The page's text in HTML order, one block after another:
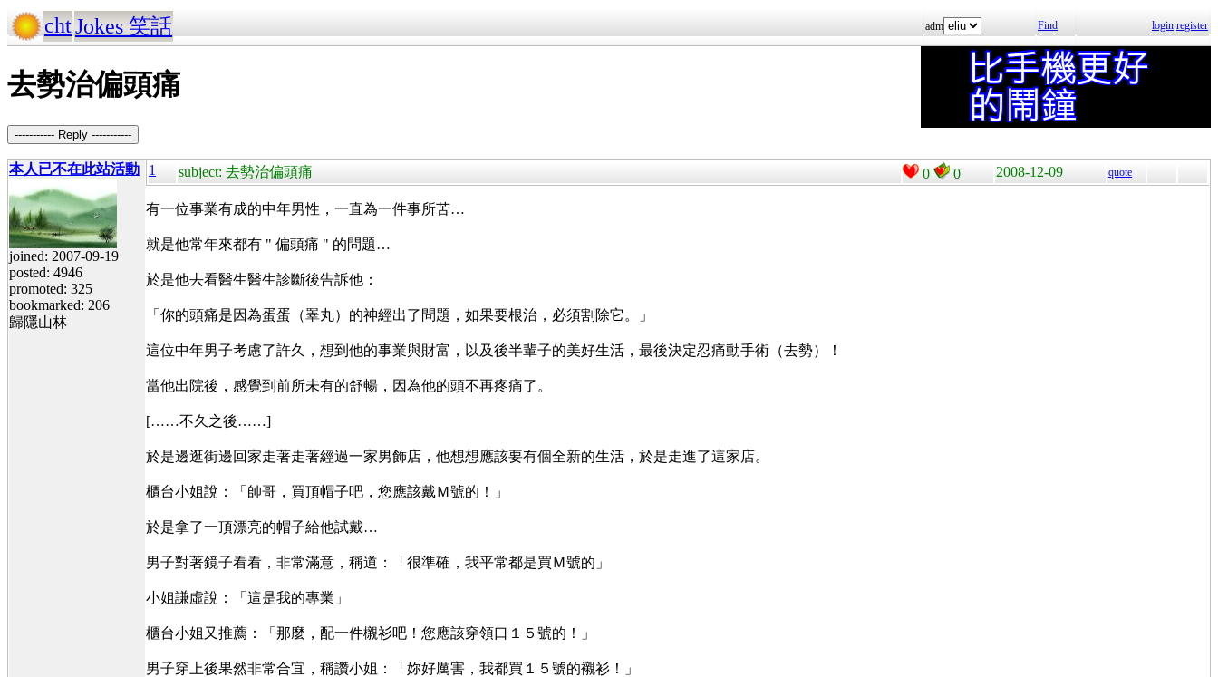
chtJokes 笑話 adm Find login register
去勢治偏頭痛
----------- Reply -----------
本人已不在此站活動
joined: 2007-09-19
posted: 4946
promoted: 325
bookmarked: 206
歸隱山林
1 subject: 去勢治偏頭痛 0 0 2008-12-09 quote
有一位事業有成的中年男性，一直為一件事所苦…
就是他常年來都有 " 偏頭痛 " 的問題…
於是他去看醫生醫生診斷後告訴他：
「你的頭痛是因為蛋蛋（睪丸）的神經出了問題，如果要根治，必須割除它。」
這位中年男子考慮了許久，想到他的事業與財富，以及後半輩子的美好生活，最後決定忍痛動手術（去勢）！
當他出院後，感覺到前所未有的舒暢，因為他的頭不再疼痛了。
[……不久之後……]
於是邊逛街邊回家走著走著經過一家男飾店，他想想應該要有個全新的生活，於是走進了這家店。
櫃台小姐說：「帥哥，買頂帽子吧，您應該戴Ｍ號的！」
於是拿了一頂漂亮的帽子給他試戴…
男子對著鏡子看看，非常滿意，稱道：「很準確，我平常都是買Ｍ號的」
小姐謙虛說：「這是我的專業」
櫃台小姐又推薦：「那麼，配一件櫬衫吧！您應該穿領口１５號的！」
男子穿上後果然非常合宜，稱讚小姐：「妳好厲害，我都買１５號的襯衫！」